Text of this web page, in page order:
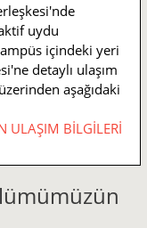
uydu
içindeki yeri
detaylı ulaşım
aşağıdaki
ULAŞIM BİLGİLERİ